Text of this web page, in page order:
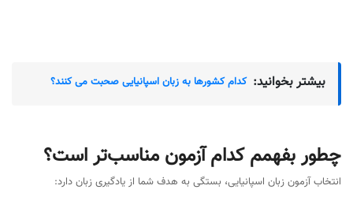
بیشتر بخوانید: کدام کشورها به زبان اسپانیایی صحبت می کنند؟
چطور بفهمم کدام آزمون مناسب‌تر است؟
انتخاب آزمون زبان اسپانیایی، بستگی به هدف شما از یادگیری زبان دارد: